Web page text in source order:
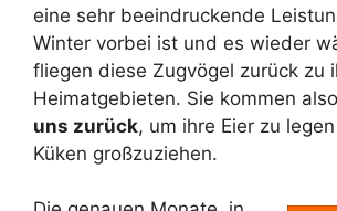
eine sehr beeindruckende
Winter vorbei ist und es wieder
fliegen diese Zugvögel zurück zu
Heimatgebieten. Sie kommen also
uns zurück, um ihre Eier zu
Küken großzuziehen.